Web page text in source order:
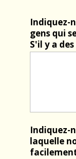
Indiquez-
gens qui
S'il y a
Indiquez-
laquelle